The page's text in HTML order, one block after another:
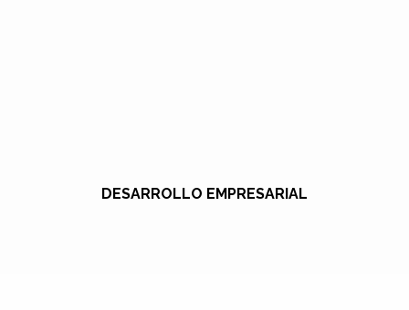
DESARROLLO EMPRESARIAL